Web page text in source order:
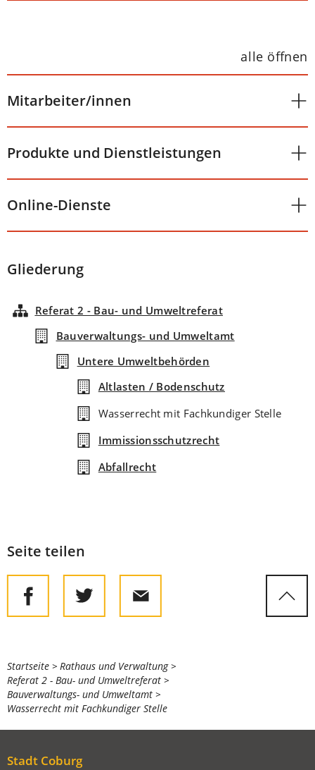
alle öffnen
Mitarbeiter/innen
Produkte und Dienstleistungen
Online-Dienste
Gliederung
Referat 2 - Bau- und Umweltreferat
Bauverwaltungs- und Umweltamt
Untere Umweltbehörden
Altlasten / Bodenschutz
Wasserrecht mit Fachkundiger Stelle
Immissionsschutzrecht
Abfallrecht
Seite teilen
Sie
befinden
sich
hier:
Startseite
Rathaus und Verwaltung
Referat 2 - Bau- und Umweltreferat
Bauverwaltungs- und Umweltamt
Wasserrecht mit Fachkundiger Stelle
Stadt Coburg